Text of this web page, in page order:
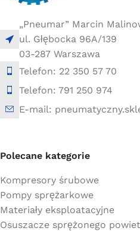
„Pneumar” Marcin
ul. Głębocka 96A/139
03-287 Warszawa
Telefon: 22 350 57 70
Telefon: 791 250 974
E-mail:
Polecane kategorie
Kompresory śrubowe
Pompy sprężarkowe
Materiały eksploatacyjne
Osuszacze sprężonego